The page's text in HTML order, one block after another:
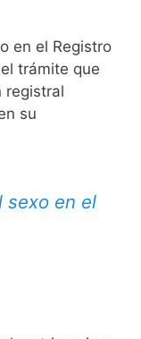
en el Registro
trámite que
registral
su
sexo en el